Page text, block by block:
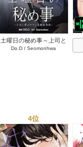
土曜日の秘め事～上司と
僕のキケンな服従契約～
Do.D / Seomonhwa
4位